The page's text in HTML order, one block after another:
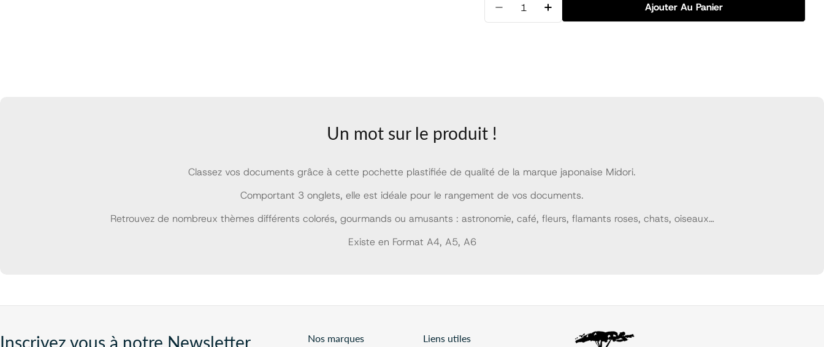
Diminuer La Quantité Pour Pochette 3 Onglets A4, Pingouin
Augmenter La Quantité Pour Pochette 3 Onglets A4,
Ajouter Au Panier
Un mot sur le produit !
Classez vos documents grâce à cette pochette plastifiée de qualité de la marque japonaise Midori.
Comportant 3 onglets, elle est idéale pour le rangement de vos documents.
Retrouvez de nombreux thèmes différents colorés, gourmands ou amusants : astronomie, café, fleurs, flamants roses, chats, oiseaux…
Existe en Format A4, A5, A6
Inscrivez vous à notre Newsletter Nos marques Liens utiles